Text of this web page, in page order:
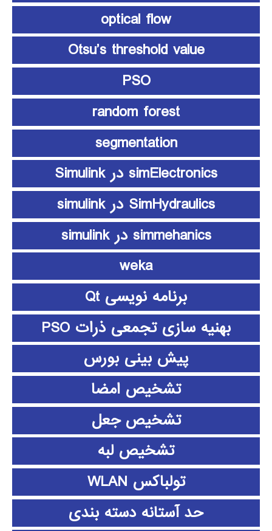
optical flow
Otsu’s threshold value
PSO
random forest
segmentation
simElectronics در Simulink
SimHydraulics در simulink
simmehanics در simulink
weka
برنامه نویسی Qt
بهنیه سازی تجمعی ذرات PSO
پیش بینی بورس
تشخیص امضا
تشخیص جعل
تشخیص لبه
تولباکس WLAN
حد آستانه دسته بندی